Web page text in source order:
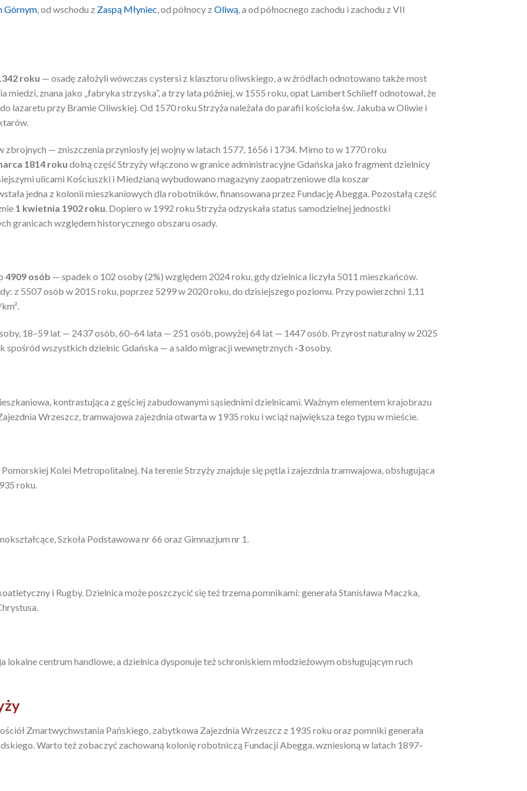
Górnym, od wschodu z Zaspą Młyniec, od północy z Oliwą, a od północnego zachodu i zachodu z VII
roku — osadę założyli wówczas cystersi z klasztoru oliwskiego, a w źródłach odnotowano także most
miedzi, znana jako „fabryka strzyska”, a trzy lata później, w 1555 roku, opat Lambert Schlieff odnotował, że
lazaretu przy Bramie Oliwskiej. Od 1570 roku Strzyża należała do parafii kościoła św. Jakuba w Oliwie i
— zniszczenia przyniosły jej wojny w latach 1577, 1656 i 1734. Mimo to w 1770 roku
1814 roku dolną część Strzyży włączono w granice administracyjne Gdańska jako fragment dzielnicy
ulicami Kościuszki i Miedzianą wybudowano magazyny zaopatrzeniowe dla koszar
jedna z kolonii mieszkaniowych dla robotników, finansowana przez Fundację Abegga. Pozostałą część
1 kwietnia 1902 roku . Dopiero w 1992 roku Strzyża odzyskała status samodzielnej jednostki
granicach względem historycznego obszaru osady.
4909 osób — spadek o 102 osoby (2%) względem 2024 roku, gdy dzielnica liczyła 5011 mieszkańców.
z 5507 osób w 2015 roku, poprzez 5299 w 2020 roku, do dzisiejszego poziomu. Przy powierzchni 1,11
18–59 lat — 2437 osób, 60–64 lata — 251 osób, powyżej 64 lat — 1447 osób. Przyrost naturalny w 2025
spośród wszystkich dzielnic Gdańska — a saldo migracji wewnętrznych -3osoby.
kontrastująca z gęściej zabudowanymi sąsiednimi dzielnicami. Ważnym elementem krajobrazu
Wrzeszcz, tramwajowa zajezdnia otwarta w 1935 roku i wciąż największa tego typu w mieście.
Kolei Metropolitalnej. Na terenie Strzyży znajduje się pętla i zajezdnia tramwajowa, obsługująca
roku.
Szkoła Podstawowa nr 66 oraz Gimnazjum nr 1.
i Rugby. Dzielnica może poszczycić się też trzema pomnikami: generała Stanisława Maczka,
centrum handlowe, a dzielnica dysponuje też schroniskiem młodzieżowym obsługującym ruch
Zmartwychwstania Pańskiego, zabytkowa Zajezdnia Wrzeszcz z 1935 roku oraz pomniki generała
Warto też zobaczyć zachowaną kolonię robotniczą Fundacji Abegga, wzniesioną w latach 1897–